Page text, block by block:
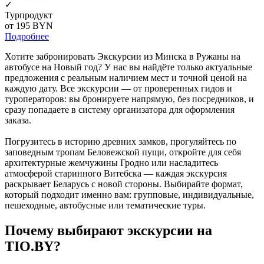
✓
Турпродукт
от 195 BYN
Подробнее
Хотите забронировать Экскурсии из Минска в Ружаны на
автобусе на Новый год? У нас вы найдёте только актуальные
предложения с реальным наличием мест и точной ценой на
каждую дату. Все экскурсии — от проверенных гидов и
туроператоров: вы бронируете напрямую, без посредников, и
сразу попадаете в систему организатора для оформления
заказа.
Погрузитесь в историю древних замков, прогуляйтесь по
заповедным тропам Беловежской пущи, откройте для себя
архитектурные жемчужины Гродно или насладитесь
атмосферой старинного Витебска — каждая экскурсия
раскрывает Беларусь с новой стороны. Выбирайте формат,
который подходит именно вам: групповые, индивидуальные,
пешеходные, автобусные или тематические туры.
Почему выбирают экскурсии на
TIO.BY?